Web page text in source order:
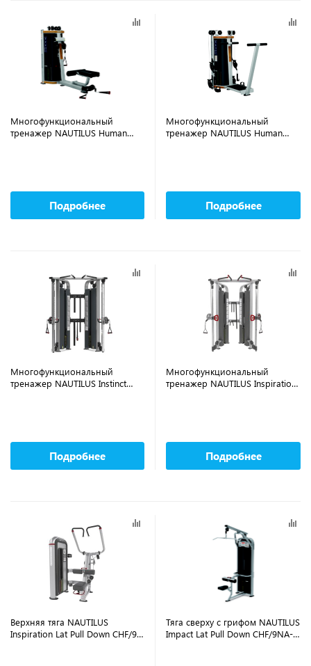
Многофункциональный
тренажер NAUTILUS Human
Подробнее
Многофункциональный
тренажер NAUTILUS Human
Подробнее
Многофункциональный
тренажер NAUTILUS Instinct
Подробнее
Многофункциональный
тренажер NAUTILUS Inspiration
Подробнее
Верхняя тяга NAUTILUS
Inspiration Lat Pull Down CHF/9-
Тяга сверху с грифом NAUTILUS
Impact Lat Pull Down CHF/9NA-